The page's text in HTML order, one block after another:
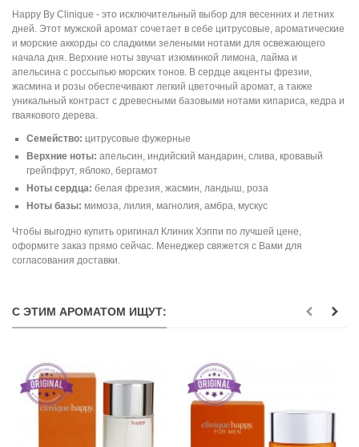
Happy By Clinique - это исключительный выбор для весенних и летних
дней. Этот мужской аромат сочетает в себе цитрусовые, ароматические
и морские аккорды со сладкими зелеными нотами для освежающего
начала дня. Верхние ноты звучат изюминкой лимона, лайма и
апельсина с россыпью морских тонов. В сердце акценты фрезии,
жасмина и розы обеспечивают легкий цветочный аромат, а также
уникальный контраст с древесными базовыми нотами кипариса, кедра и
гваякового дерева.
Семейство: цитрусовые фужерные
Верхние ноты: апельсин, индийский мандарин, слива, кровавый
грейпфрут, яблоко, бергамот
Ноты сердца: белая фрезия, жасмин, ландыш, роза
Ноты базы: мимоза, лилия, магнолия, амбра, мускус
Чтобы выгодно купить оригинал Клиник Хэппи по лучшей цене,
оформите заказ прямо сейчас. Менеджер свяжется с Вами для
согласования доставки.
С ЭТИМ АРОМАТОМ ИЩУТ: